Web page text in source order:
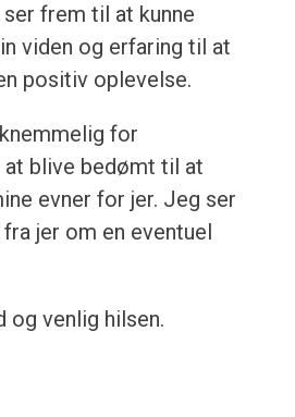
frem til at kunne
viden og erfaring til at
positiv oplevelse.
for
at blive bedømt til at
evner for jer. Jeg ser
jer om en eventuel
og venlig hilsen.